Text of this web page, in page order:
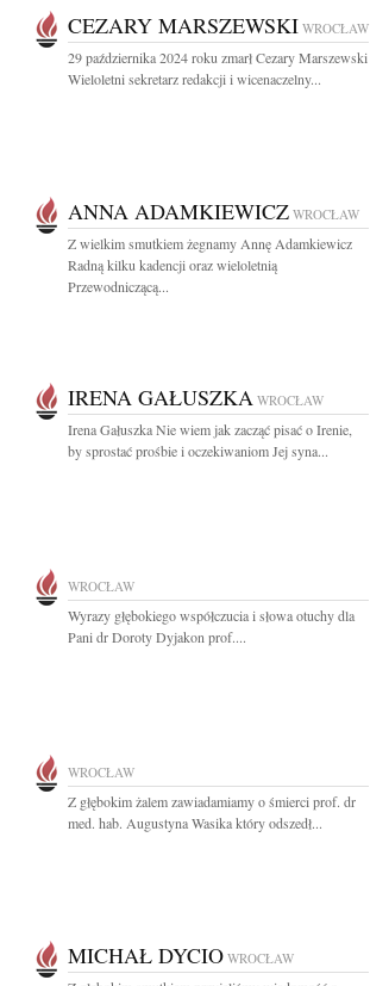
CEZARY MARSZEWSKI WROCŁAW
29 października 2024 roku zmarł Cezary Marszewski
Wieloletni sekretarz redakcji i wicenaczelny...
ANNA ADAMKIEWICZ WROCŁAW
Z wielkim smutkiem żegnamy Annę Adamkiewicz
Radną kilku kadencji oraz wieloletnią
Przewodniczącą...
IRENA GAŁUSZKA WROCŁAW
Irena Gałuszka Nie wiem jak zacząć pisać o Irenie,
by sprostać prośbie i oczekiwaniom Jej syna...
WROCŁAW
Wyrazy głębokiego współczucia i słowa otuchy dla
Pani dr Doroty Dyjakon prof....
WROCŁAW
Z głębokim żalem zawiadamiamy o śmierci prof. dr
med. hab. Augustyna Wasika który odszedł...
MICHAŁ DYCIO WROCŁAW